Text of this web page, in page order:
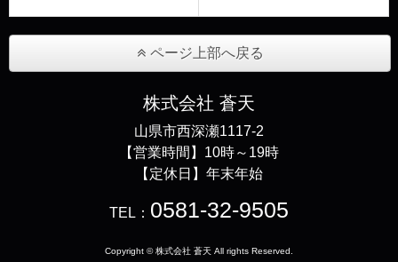
ページ上部へ戻る
株式会社 蒼天
山県市西深瀬1117-2
【営業時間】10時～19時
【定休日】年末年始
TEL： 0581-32-9505
Copyright © 株式会社 蒼天 All rights Reserved.